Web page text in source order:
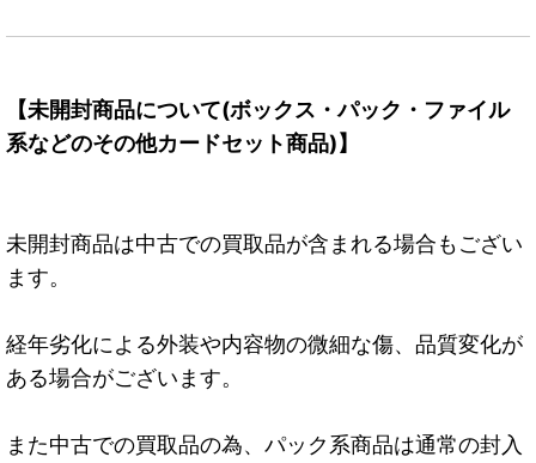
【未開封商品について(ボックス・パック・ファイル
系などのその他カードセット商品)】
未開封商品は中古での買取品が含まれる場合もござい
ます。
経年劣化による外装や内容物の微細な傷、品質変化が
ある場合がございます。
また中古での買取品の為、パック系商品は通常の封入